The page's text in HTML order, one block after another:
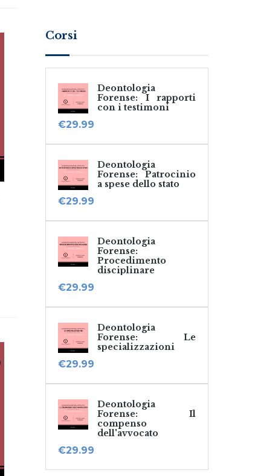
Corsi
Deontologia
Forense: I rapporti
con i testimoni
€29.99
Deontologia
Forense: Patrocinio
a spese dello stato
€29.99
Deontologia
Forense:
Procedimento
disciplinare
€29.99
Deontologia
Forense: Le
specializzazioni
€29.99
Deontologia
Forense: Il
compenso
dell'avvocato
€29.99